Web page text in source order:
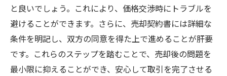
と良いでしょう。これにより、価格交渉時にトラブルを
避けることができます。さらに、売却契約書には詳細な
条件を明記し、双方の同意を得た上で進めることが肝要
です。これらのステップを踏むことで、売却後の問題を
最小限に抑えることができ、安心して取引を完了させる